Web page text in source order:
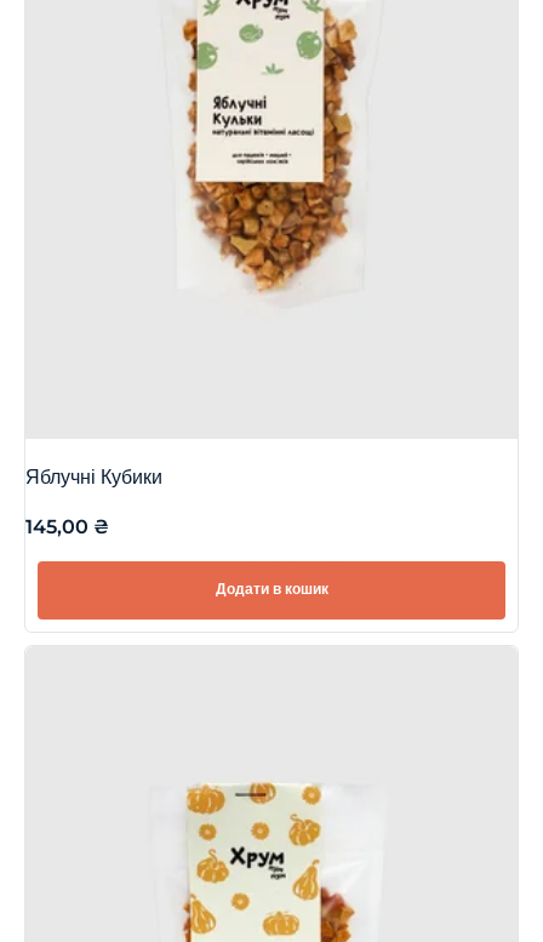
Яблучні Кубики
145,00 ₴
Додати в кошик